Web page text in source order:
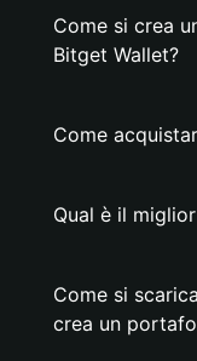
Come si crea
Bitget Wallet?
Come
Qual è il
Come si
crea un